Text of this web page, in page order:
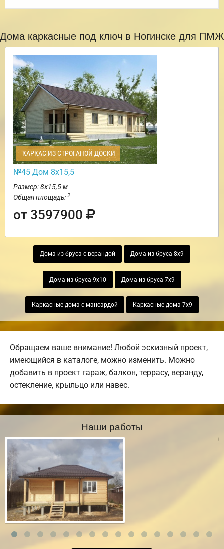
Дома каркасные под ключ в Ногинске для ПМЖ
КАРКАС ИЗ СТРОГАНОЙ ДОСКИ
№45 Дом 8х15,5
Размер: 8х15,5 м
Общая площадь: 2
от 3597900
Дома из бруса с верандой Дома из бруса 8х9
Дома из бруса 9х10 Дома из бруса 7х9
Каркасные дома с мансардой Каркасные дома 7х9
Обращаем ваше внимание! Любой эскизный проект,
имеющийся в каталоге, можно изменить. Можно
добавить в проект гараж, балкон, террасу, веранду,
остекление, крыльцо или навес.
Наши работы